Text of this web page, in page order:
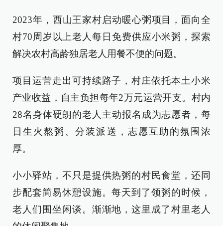
2023年，西山王家村启动暖心粥项目，面向全
村70周岁以上老人每日免费供应小米粥，探索
解决农村高龄独居老人用餐不便的问题。
项目运营走出可持续路子，村庄依托本土小米
产业收益，自主负担每年2万元运营开支。村内
28名身体硬朗的老人主动报名成为志愿者，每
日生火熬粥、分装派送，志愿互助的氛围浓
厚。
小小驿站，不只是提供热粥的村民食堂，还同
步配套简易休憩设施。每天到了领粥的时候，
老人们围坐闲谈。渐渐地，这里成了村里老人